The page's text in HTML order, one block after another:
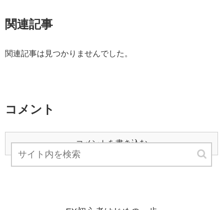
関連記事
関連記事は見つかりませんでした。
コメント
コメントを書き込む